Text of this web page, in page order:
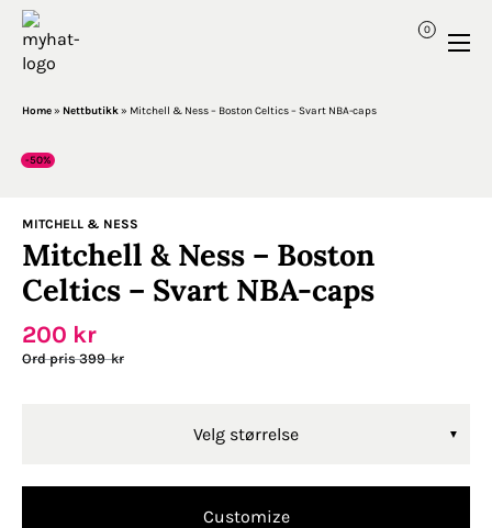
0
Home» Nettbutikk» Mitchell & Ness – Boston Celtics – Svart NBA-caps
-50%
MITCHELL & NESS
Mitchell & Ness – Boston
Celtics – Svart NBA-caps
399 kr
Opprinnelig
pris
200 kr
Nåværende
pris
Velg størrelse
Customize